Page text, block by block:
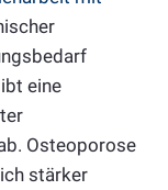
eine
Osteoporose
stärker